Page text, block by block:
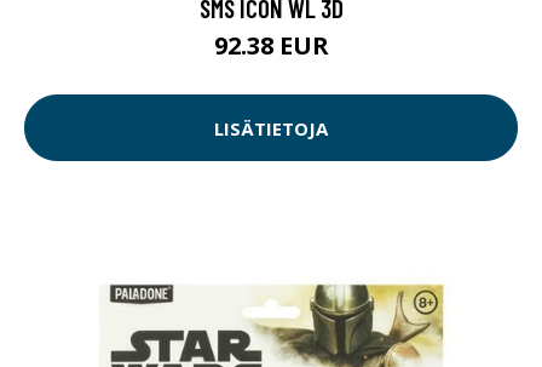
SMS ICON WL 3D
92.38 EUR
LISÄTIETOJA